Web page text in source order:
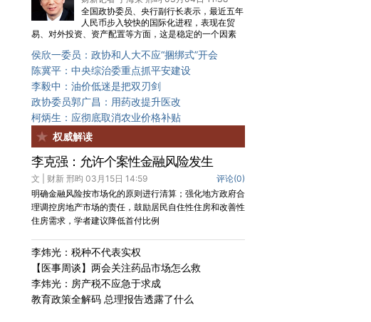
全国政协委员、央行副行长表示，最近五年
人民币步入较快的国际化进程，表现在贸
易、对外投资、资产配置等方面，这是稳定的一个因素
侯欣一委员：政协和人大不应“捆绑式”开会
陈冀平：中央综治委重点抓平安建设
李毅中：油价低迷是把双刃剑
政协委员郭广昌：用药改提升医改
柯炳生：应彻底取消农业价格补贴
权威解读
李克强：允许个案性金融风险发生
评论(0)
文 | 财新 邢昀 03月15日 14:59
明确金融风险按市场化的原则进行清算；强化地方政府合
理调控房地产市场的责任，鼓励居民自住性住房和改善性
住房需求，学者建议降低首付比例
李炜光：税种不代表实权
【医事周谈】两会关注药品市场怎么救
李炜光：房产税不应急于求成
教育政策全解码 总理报告透露了什么